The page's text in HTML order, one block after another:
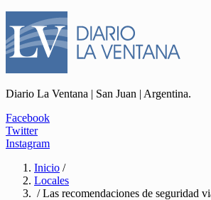
Diario La Ventana | San Juan | Argentina.
Facebook
Twitter
Instagram
Inicio /
Locales
/ Las recomendaciones de seguridad